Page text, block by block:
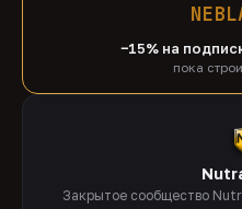
−15% на
пока
Закрытое сообщество